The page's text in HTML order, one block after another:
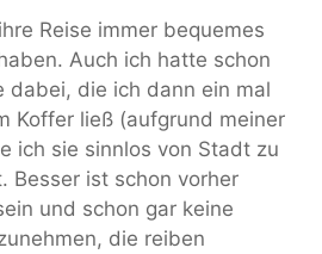
Reise immer bequemes
Auch ich hatte schon
dabei, die ich dann ein mal
Koffer ließ (aufgrund meiner
ich sie sinnlos von Stadt zu
Besser ist schon vorher
und schon gar keine
die reiben